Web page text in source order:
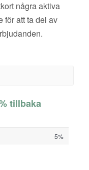
några aktiva
för att ta del av
tillbaka
5%